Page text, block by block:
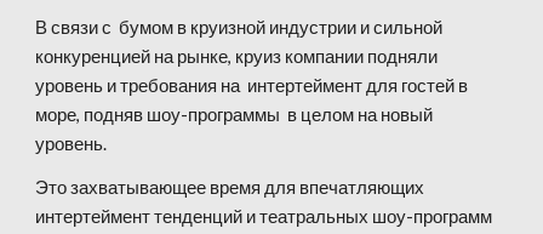
В связи с бумом в круизной индустрии и сильной
конкуренцией на рынке, круиз компании подняли
уровень и требования на интертеймент для гостей в
море, подняв шоу-программы в целом на новый
уровень.
Это захватывающее время для впечатляющих
интертеймент тенденций и театральных шоу-программ